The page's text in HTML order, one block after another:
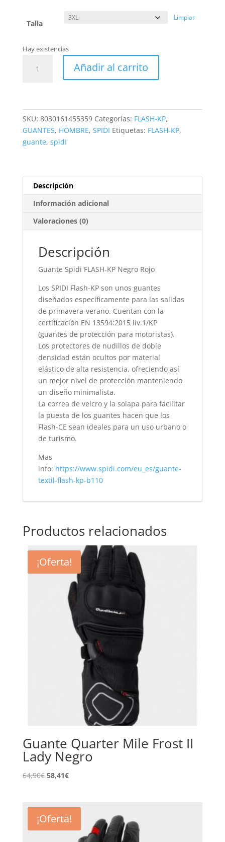
Talla
Limpiar
Hay existencias
Spidi
Rojo
cantidad
Añadir al carrito
SKU: 8030161455359 Categorías: FLASH-KP,
GUANTES, HOMBRE, SPIDI Etiquetas: FLASH-KP,
guante, spidI
Descripción
Información adicional
Valoraciones (0)
Descripción
Guante Spidi FLASH-KP Negro Rojo
Los SPIDI Flash-KP son unos guantes
diseñados específicamente para las salidas
de primavera-verano. Cuentan con la
certificación EN 13594:2015 liv.1/KP
(guantes de protección para motoristas).
Los protectores de nudillos de doble
densidad están ocultos por material
elástico de alta resistencia, ofreciendo así
un mejor nivel de protección manteniendo
un diseño minimalista.
La correa de velcro y la solapa para facilitar
la puesta de los guantes hacen que los
Flash-CE sean ideales para un uso urbano o
de turismo.
Mas
info: https://www.spidi.com/eu_es/guante-
textil-flash-kp-b110
Productos relacionados
¡Oferta!
Guante Quarter Mile Frost II
Lady Negro
64,90€ El
era:
64,90€.
58,41€El
es:
58,41€.
¡Oferta!